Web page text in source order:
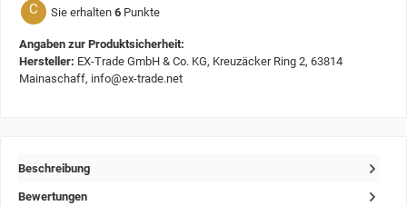
C Sie erhalten 6 Punkte
Angaben zur Produktsicherheit:
Hersteller: EX-Trade GmbH & Co. KG, Kreuzäcker Ring 2, 63814
Mainaschaff, info@ex-trade.net
Beschreibung
Bewertungen